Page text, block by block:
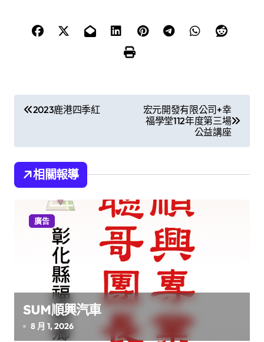
文
導
覽
2023鹿港四季紅
宏元開發有限公司+幸
福學堂112年度第三場
公益講座
相關報導
廣告
SUM順興汽車
8 月 1, 2026